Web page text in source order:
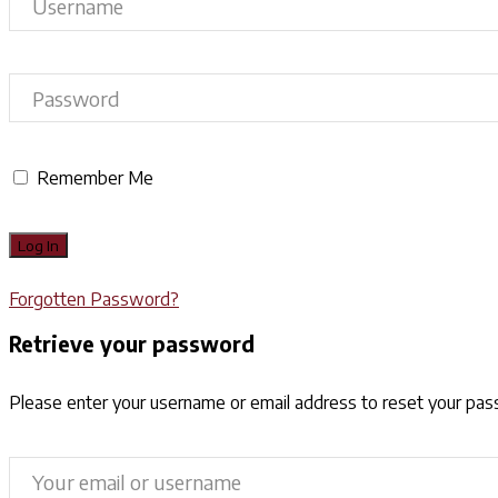
Remember Me
Forgotten Password?
Retrieve your password
Please enter your username or email address to reset your